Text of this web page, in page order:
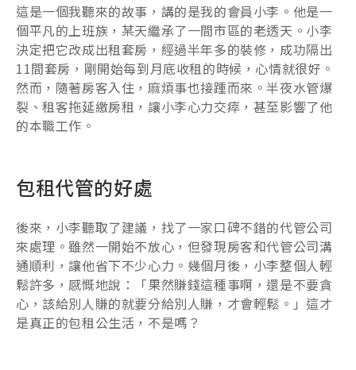
這是一個我聽來的故事，講的是我的會員小李。他是一
個平凡的上班族，某天繼承了一間市區的老透天。小李
決定把它改成出租套房，經過半年多的裝修，成功隔出
11間套房，剛開始每到月底收租的時候，心情就很好。
然而，隨著房客入住，麻煩事也接踵而來。半夜水管爆
裂、租客拖延繳房租，讓小李心力交瘁，甚至影響了他
的本職工作。
包租代管的好處
後來，小李聽取了建議，找了一家口碑不錯的代管公司
來處理。雖然一開始不放心，但發現房客和代管公司溝
通順利，讓他省下不少心力。幾個月後，小李整個人輕
鬆許多，感慨地說：「果然賺錢這種事啊，還是不要貪
心，該給別人賺的就要分給別人賺，才會輕鬆。」這才
是真正的包租公生活，不是嗎？